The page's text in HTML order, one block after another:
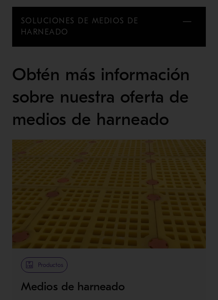
SOLUCIONES DE MEDIOS DE
HARNEADO
Obtén más información
sobre nuestra oferta de
medios de harneado
Productos
Medios de harneado